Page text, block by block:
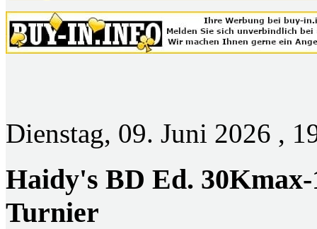
Dienstag, 09. Juni 2026 ,
Haidy's BD Ed.
Turnier